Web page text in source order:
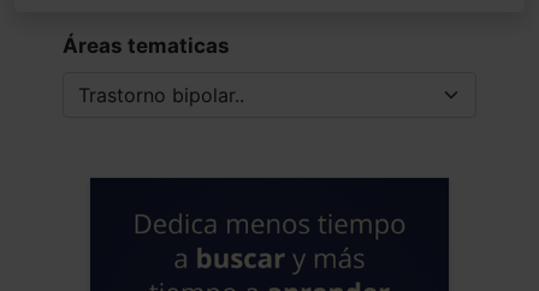
Áreas tematicas